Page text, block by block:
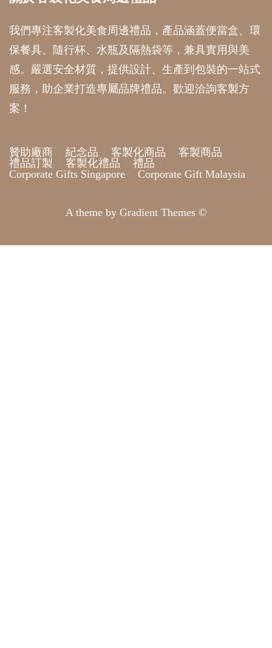
我們專注客製化美食周邊禮品，產品涵蓋便當盒、環
保餐具、隨行杯、水瓶及隔熱袋等，兼具實用與美
感。嚴選安全材質，提供設計、生產到包裝的一站式
服務，助企業打造專屬品牌禮品。歡迎洽詢客製方
案！
贊助廠商 紀念品 客製化商品
客製商品
禮品訂製
客製化禮品
禮品
Corporate Gifts Singapore
Corporate Gift Malaysia
A theme by Gradient Themes ©